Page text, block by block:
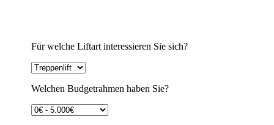
Für welche Liftart interessieren Sie sich?
Welchen Budgetrahmen haben Sie?